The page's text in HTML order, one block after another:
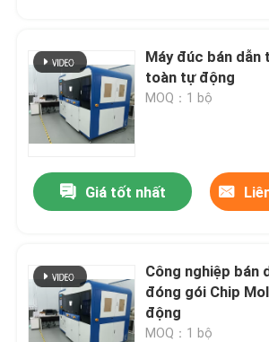
Máy đúc bán dẫn
toàn tự động
MOQ：1 bộ
Giá tốt nhất
Công nghiệp bán
đóng gói Chip
động
MOQ：1 bộ